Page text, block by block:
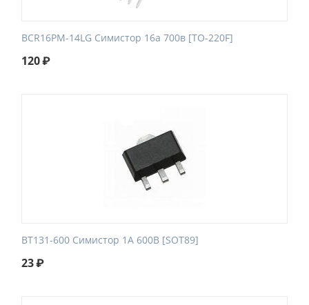
BCR16PM-14LG Симистор 16а 700в [TO-220F]
120₽
BT131-600 Симистор 1А 600В [SOT89]
23₽